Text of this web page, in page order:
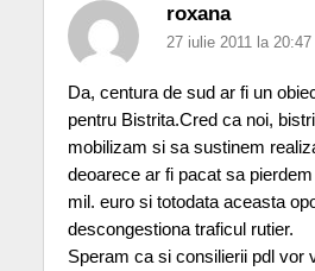
roxana
27 iulie 2011 la 20:47
Da, centura de sud ar fi un
pentru Bistrita.Cred ca noi,
mobilizam si sa sustinem
deoarece ar fi pacat sa
mil. euro si totodata aceasta
descongestiona traficul rutier.
Speram ca si consilierii pdl vor